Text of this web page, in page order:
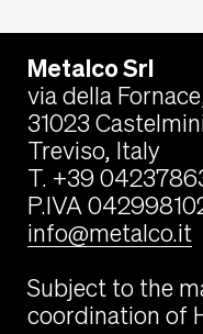
Metalco Srl
via della
31023
Treviso, Italy
T. +39
P.IVA
info@metalco.it
Subject to the
coordination of